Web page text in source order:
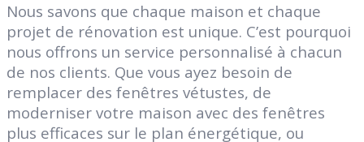
Nous savons que chaque maison et chaque
projet de rénovation est unique. C’est pourquoi
nous offrons un service personnalisé à chacun
de nos clients. Que vous ayez besoin de
remplacer des fenêtres vétustes, de
moderniser votre maison avec des fenêtres
plus efficaces sur le plan énergétique, ou